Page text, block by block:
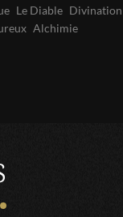
Le Diable Divination
Alchimie